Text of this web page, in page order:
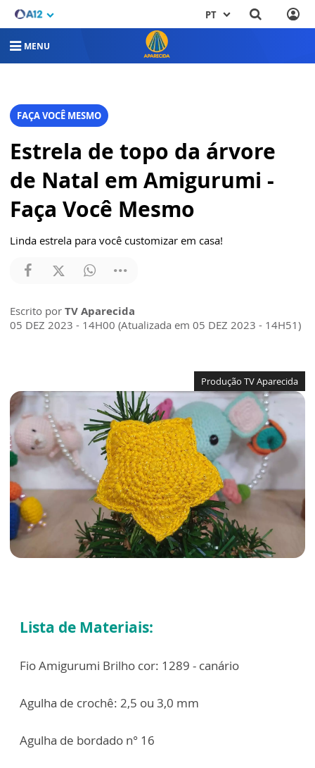
PT
MENU
FAÇA VOCÊ MESMO
Estrela de topo da árvore
de Natal em Amigurumi -
Faça Você Mesmo
Linda estrela para você customizar em casa!
Escrito por TV Aparecida
05 DEZ 2023 - 14H00 (Atualizada em 05 DEZ 2023 - 14H51)
Produção TV Aparecida
Lista de Materiais:
Fio Amigurumi Brilho cor: 1289 - canário
Agulha de crochê: 2,5 ou 3,0 mm
Agulha de bordado n° 16